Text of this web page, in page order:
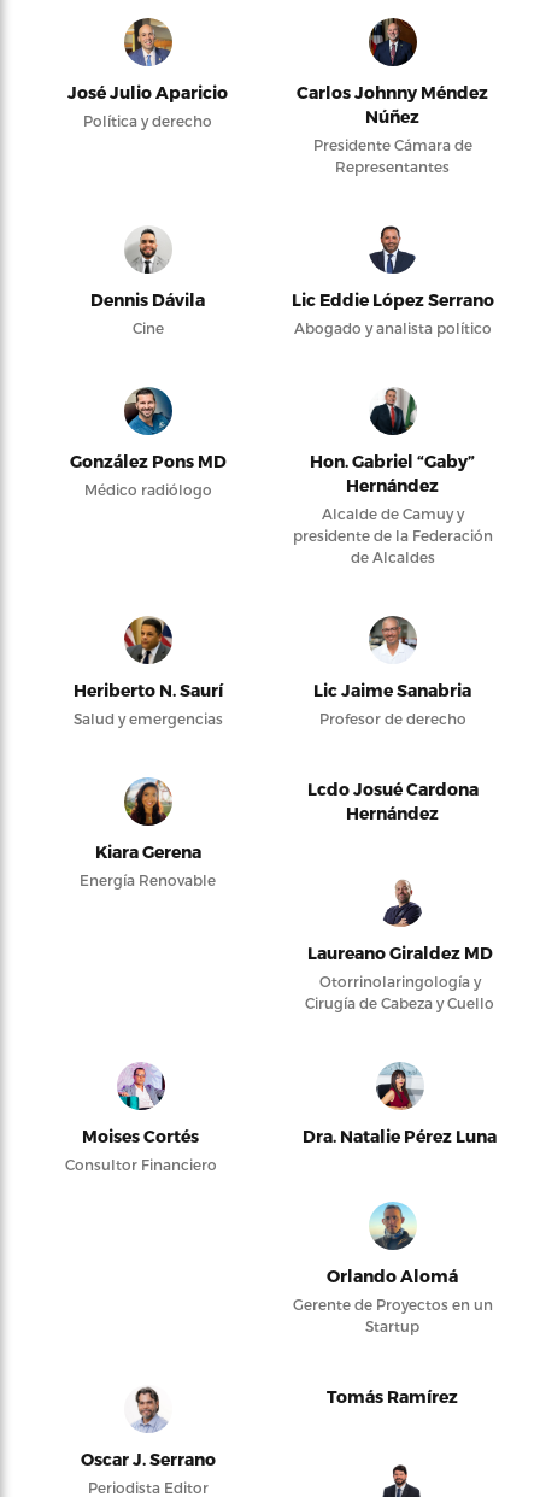
José Julio Aparicio
Política y derecho
Carlos Johnny Méndez
Núñez
Presidente Cámara de
Representantes
Dennis Dávila
Cine
Lic Eddie López Serrano
Abogado y analista político
González Pons MD
Médico radiólogo
Hon. Gabriel “Gaby”
Hernández
Alcalde de Camuy y
presidente de la Federación
de Alcaldes
Heriberto N. Saurí
Salud y emergencias
Lic Jaime Sanabria
Profesor de derecho
Kiara Gerena
Energía Renovable
Lcdo Josué Cardona
Hernández
Laureano Giraldez MD
Otorrinolaringología y
Cirugía de Cabeza y Cuello
Moises Cortés
Consultor Financiero
Dra. Natalie Pérez Luna
Orlando Alomá
Gerente de Proyectos en un
Startup
Oscar J. Serrano
Periodista Editor
Tomás Ramírez